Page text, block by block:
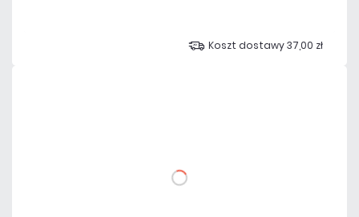
Koszt dostawy 37,00 zł